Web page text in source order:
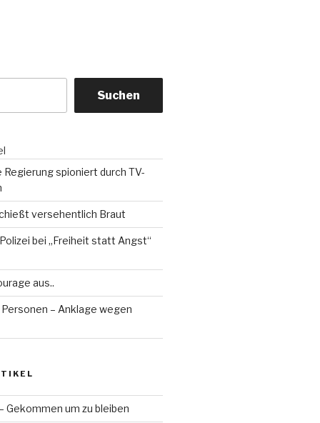
Suchen
Regierung spioniert durch TV-
versehentlich Braut
bei „Freiheit statt Angst“
aus..
– Anklage wegen
Gekommen um zu bleiben